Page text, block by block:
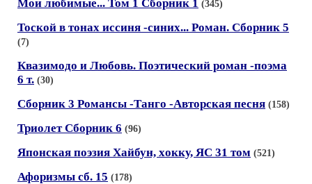
Мои любимые... Том 1 Сборник 1 (345)
Тоской в тонах иссиня -синих... Роман. Сборник 5
(7)
Квазимодо и Любовь. Поэтический роман -поэма
6 т. (30)
Сборник 3 Романсы -Танго -Aвторская песня (158)
Триолет Сборник 6 (96)
Японская поэзия Хайбун, xокку, ЯС 31 том (521)
Афоризмы сб. 15 (178)